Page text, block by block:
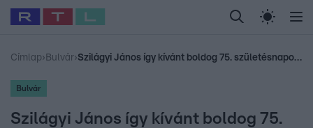
Legfrissebb RTL Híradó Randi Celeb vagyok,
Babits Marcella Most Wanted Gallusz
Címlap› Bulvár› Szilágyi János így kívánt boldog 75. születésnapot Havas Henriknek: Gratulálok neked, te vén f*sz!
Bulvár
Szilágyi János így kívánt boldog 75.